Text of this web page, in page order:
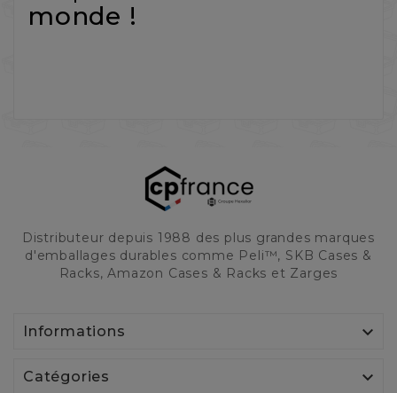
monde !
Distributeur depuis 1988 des plus grandes marques
d'emballages durables comme Peli™, SKB Cases &
Racks, Amazon Cases & Racks et Zarges
Informations 
Catégories 